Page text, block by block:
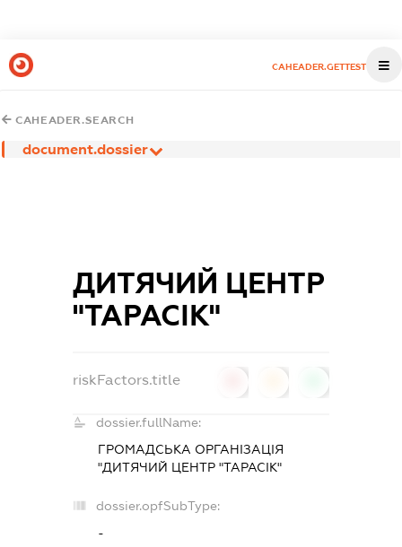
CAHEADER.GETTEST
CAHEADER.SEARCH
document.dossier
ДИТЯЧИЙ ЦЕНТР
"ТАРАСІК"
riskFactors.title
dossier.fullName:
ГРОМАДСЬКА ОРГАНІЗАЦІЯ
"ДИТЯЧИЙ ЦЕНТР "ТАРАСІК"
dossier.opfSubType:
-